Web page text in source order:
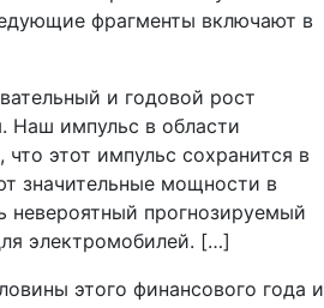
фрагменты включают в
и годовой рост
Наш импульс в области
этот импульс сохранится в
значительные мощности в
невероятный прогнозируемый
электромобилей. […]
этого финансового года и